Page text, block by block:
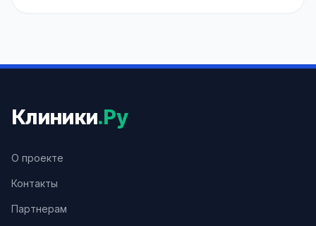
Клиники.Ру
О проекте
Контакты
Партнерам